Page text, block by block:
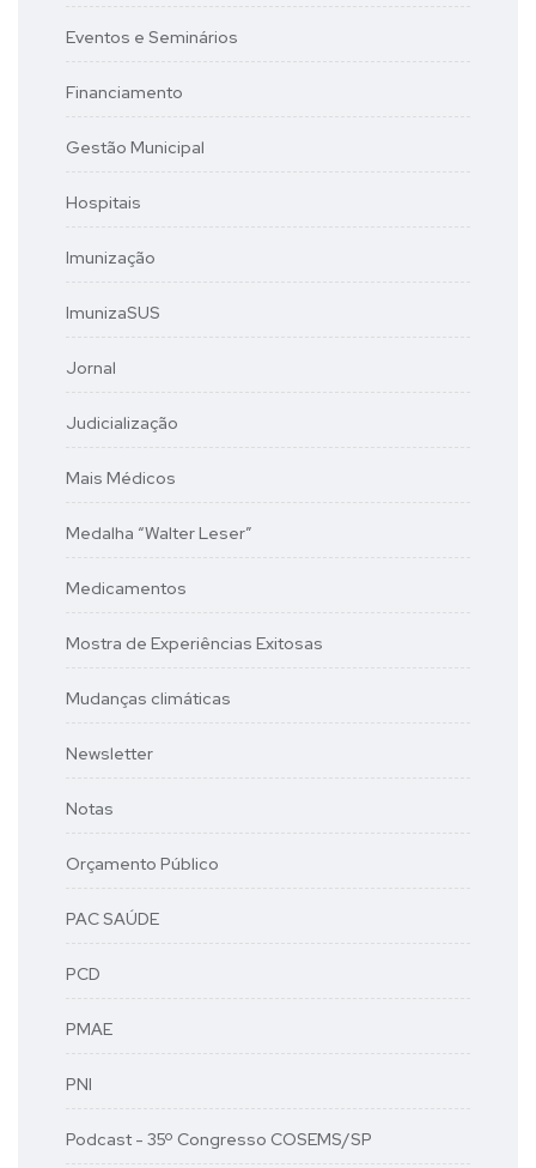
Eventos e Seminários
Financiamento
Gestão Municipal
Hospitais
Imunização
ImunizaSUS
Jornal
Judicialização
Mais Médicos
Medalha “Walter Leser”
Medicamentos
Mostra de Experiências Exitosas
Mudanças climáticas
Newsletter
Notas
Orçamento Público
PAC SAÚDE
PCD
PMAE
PNI
Podcast - 35º Congresso COSEMS/SP